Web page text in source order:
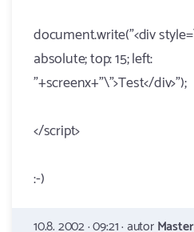
document.write("<div
absolute; top: 15; left:
"+screenx+"\">Test</div>");
</script>
:-)
10.8. 2002 · 09:21 · autorMaster